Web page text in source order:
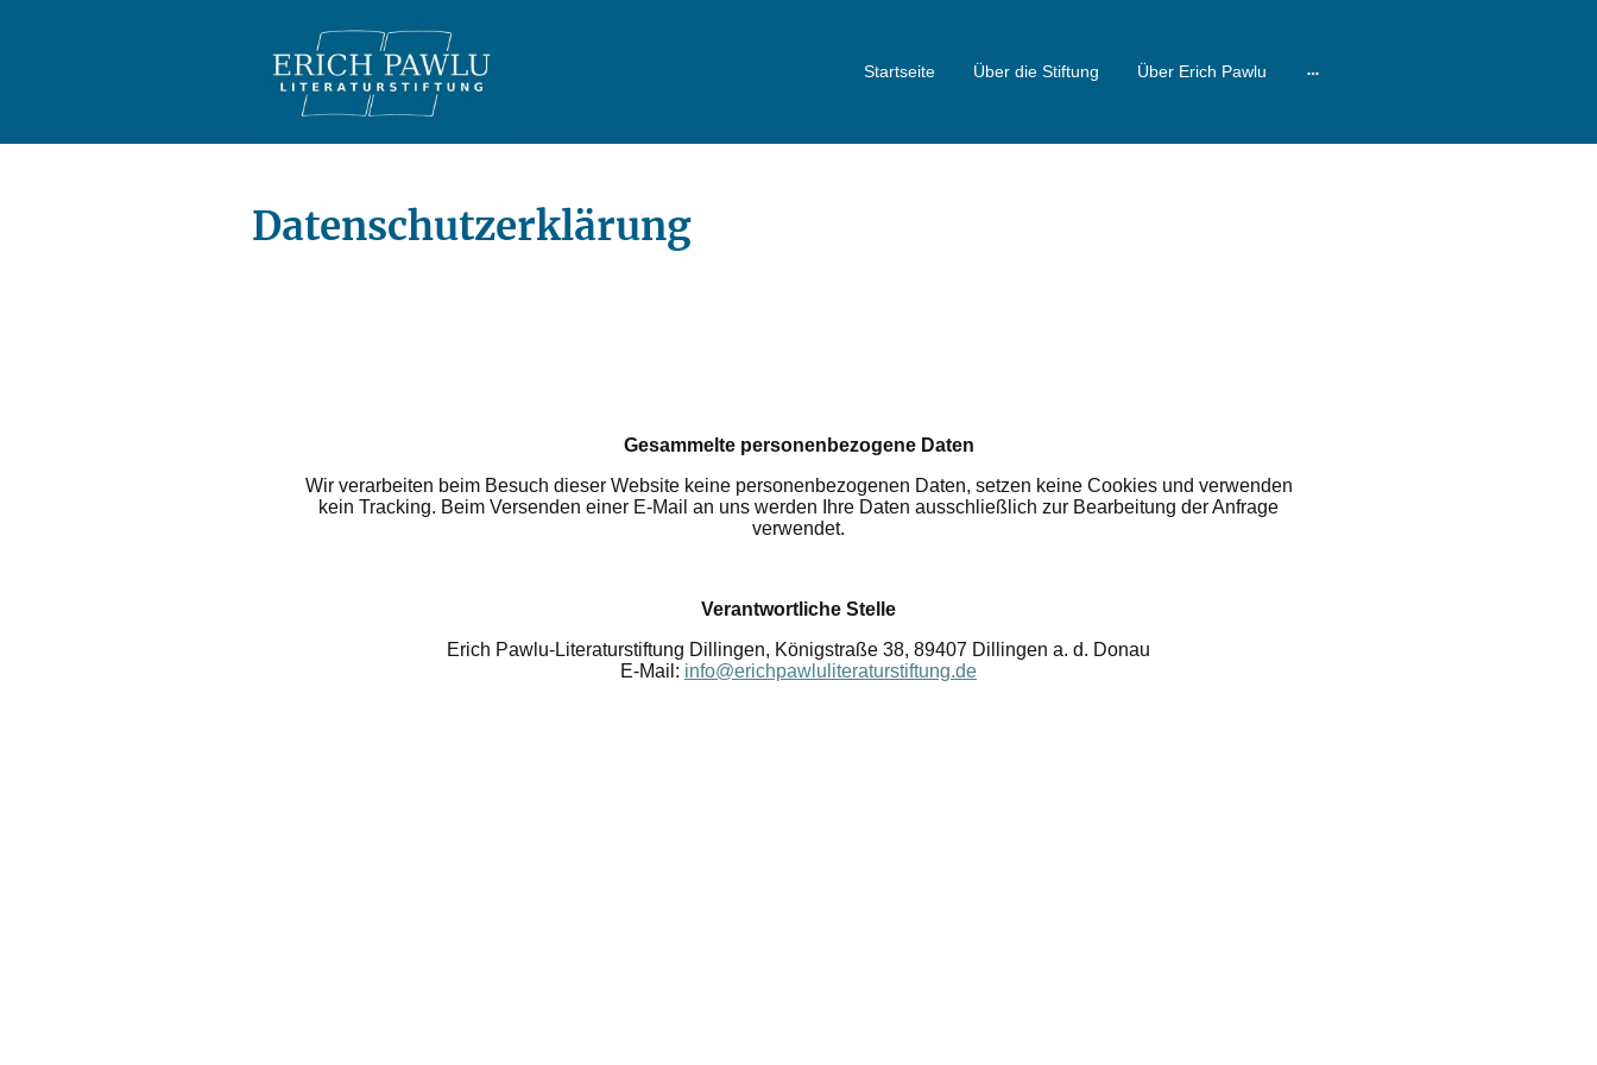
Startseite Über die Stiftung Über Erich Pawlu
Datenschutzerklärung
Gesammelte personenbezogene Daten
Wir verarbeiten beim Besuch dieser Website keine personenbezogenen Daten, setzen keine Cookies und verwenden
kein Tracking. Beim Versenden einer E‑Mail an uns werden Ihre Daten ausschließlich zur Bearbeitung der Anfrage
verwendet.
Verantwortliche Stelle
Erich Pawlu‑Literaturstiftung Dillingen, Königstraße 38, 89407 Dillingen a. d. Donau
E‑Mail: info@erichpawluliteraturstiftung.de